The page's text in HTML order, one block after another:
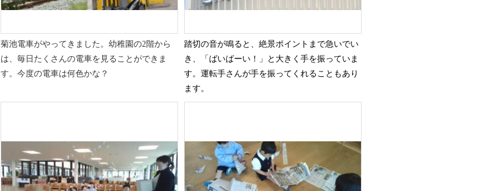
菊池電車がやってきました。幼稚園の2階から
は、毎日たくさんの電車を見ることができま
す。今度の電車は何色かな？
踏切の音が鳴ると、絶景ポイントまで急いでい
き、「ばいばーい！」と大きく手を振っていま
す。運転手さんが手を振ってくれることもあり
ます。